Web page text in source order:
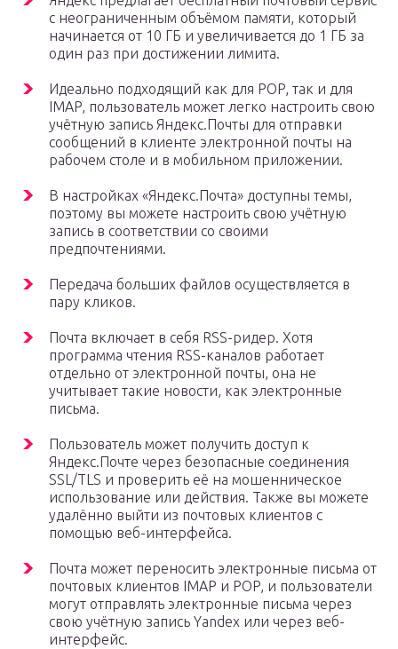
с неограниченным объёмом памяти, который
начинается от 10 ГБ и увеличивается до 1 ГБ за
один раз при достижении лимита.
Идеально подходящий как для POP, так и для
IMAP, пользователь может легко настроить свою
учётную запись Яндекс.Почты для отправки
сообщений в клиенте электронной почты на
рабочем столе и в мобильном приложении.
В настройках «Яндекс.Почта» доступны темы,
поэтому вы можете настроить свою учётную
запись в соответствии со своими
предпочтениями.
Передача больших файлов осуществляется в
пару кликов.
Почта включает в себя RSS-ридер. Хотя
программа чтения RSS-каналов работает
отдельно от электронной почты, она не
учитывает такие новости, как электронные
письма.
Пользователь может получить доступ к
Яндекс.Почте через безопасные соединения
SSL/TLS и проверить её на мошенническое
использование или действия. Также вы можете
удалённо выйти из почтовых клиентов с
помощью веб-интерфейса.
Почта может переносить электронные письма от
почтовых клиентов IMAP и POP, и пользователи
могут отправлять электронные письма через
свою учётную запись Yandex или через веб-
интерфейс.